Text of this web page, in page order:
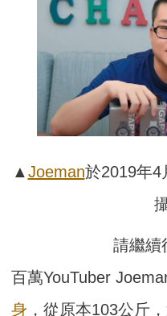
▲ Joeman於2019年4
請繼
百萬YouTuber
身 ，從原本103公斤